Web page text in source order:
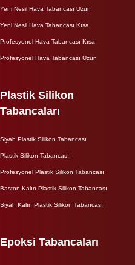
Yeni Nesil Hava Tabancası Uzun
Yeni Nesil Hava Tabancası Kısa
Profesyonel Hava Tabancası Kısa
Profesyonel Hava Tabancası Uzun
Plastik Silikon
Tabancaları
Siyah Plastik Silikon Tabancası
Plastik Silikon Tabancası
Profesyonel Plastik Silikon Tabancası
Baston Kalın Plastik Silikon Tabancası
Siyah Kalın Plastik Silikon Tabancası
Epoksi Tabancaları